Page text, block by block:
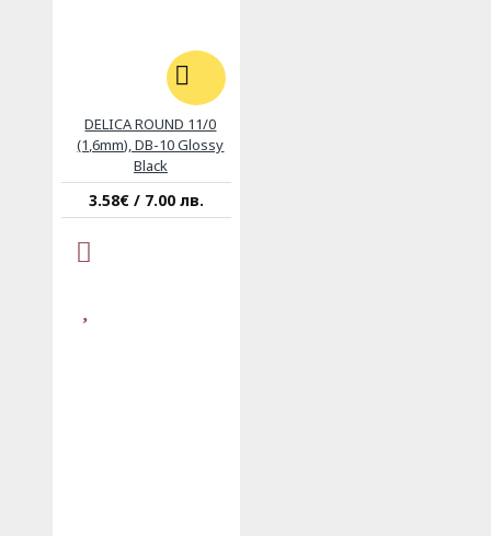
DELICA ROUND 11/0
(1,6mm), DB-10 Glossy
Black
3.58€ / 7.00 лв.